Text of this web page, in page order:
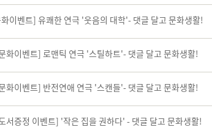
이벤트] 유쾌한 연극 '웃음의 대학'- 댓글 달고 문화생활!
화이벤트] 로맨틱 연극 '스틸하트'- 댓글 달고 문화생활!
화이벤트] 반전연애 연극 '스캔들'- 댓글 달고 문화생활!
서증정 이벤트] '작은 집을 권하다' - 댓글 달고 문화생활!